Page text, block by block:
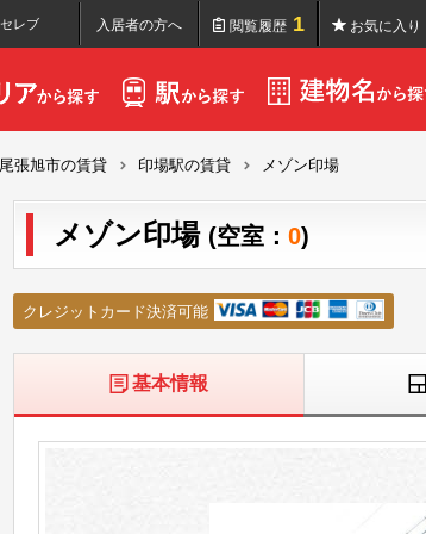
レブ 入居者の方へ 閲覧履歴 1 お気に入り
張旭市の賃貸 印場駅の賃貸 メゾン印場
メゾン印場 (空室： 0)
クレジットカード決済可能
基本情報